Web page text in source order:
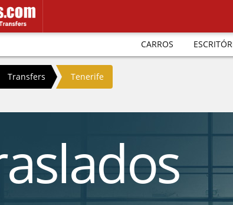
CARROS
Transfers Tenerife